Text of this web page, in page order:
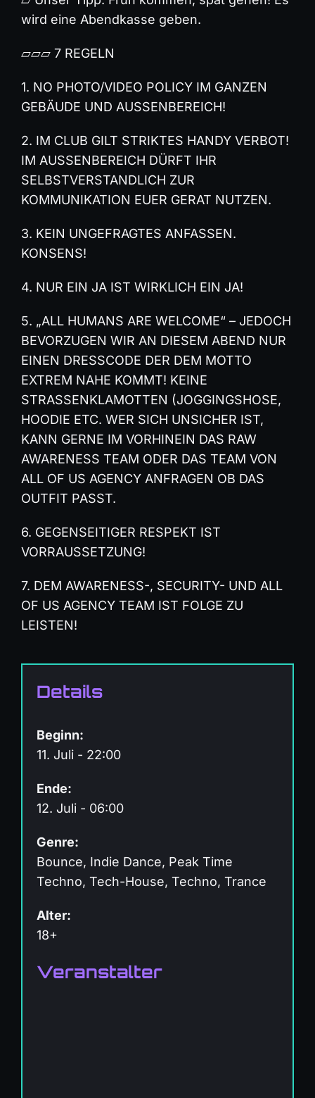
wird eine Abendkasse geben.
⏥⏥⏥ 7 REGELN
1. NO PHOTO/VIDEO POLICY IM GANZEN
GEBÄUDE UND AUSSENBEREICH!
2. IM CLUB GILT STRIKTES HANDY VERBOT!
IM AUSSENBEREICH DÜRFT IHR
SELBSTVERSTANDLICH ZUR
KOMMUNIKATION EUER GERAT NUTZEN.
3. KEIN UNGEFRAGTES ANFASSEN.
KONSENS!
4. NUR EIN JA IST WIRKLICH EIN JA!
5. „ALL HUMANS ARE WELCOME“ – JEDOCH
BEVORZUGEN WIR AN DIESEM ABEND NUR
EINEN DRESSCODE DER DEM MOTTO
EXTREM NAHE KOMMT! KEINE
STRASSENKLAMOTTEN (JOGGINGSHOSE,
HOODIE ETC. WER SICH UNSICHER IST,
KANN GERNE IM VORHINEIN DAS RAW
AWARENESS TEAM ODER DAS TEAM VON
ALL OF US AGENCY ANFRAGEN OB DAS
OUTFIT PASST.
6. GEGENSEITIGER RESPEKT IST
VORRAUSSETZUNG!
7. DEM AWARENESS-, SECURITY- UND ALL
OF US AGENCY TEAM IST FOLGE ZU
LEISTEN!
Details
Beginn:
11. Juli - 22:00
Ende:
12. Juli - 06:00
Genre:
Bounce, Indie Dance, Peak Time
Techno, Tech-House, Techno, Trance
Alter:
18+
Veranstalter